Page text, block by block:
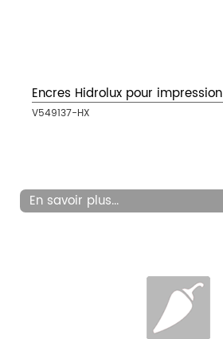
Encres Hidrolux pour impression
V549137-HX
En savoir plus...